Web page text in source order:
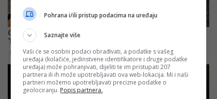
Pohrana i/ili pristup podacima na uređaju
Saznajte više
Vaši će se osobni podaci obrađivati, a podatke s vašeg
uređaja (kolačiće, jedinstvene identifikatore i druge podatke
uređaja) može pohranjivati, dijeliti te im pristupati 207
partnera ili ih može upotrebljavati ova web-lokacija. Mi i naši
partneri možemo upotrebljavati precizne podatke o
geolociranju. Popis partnera.